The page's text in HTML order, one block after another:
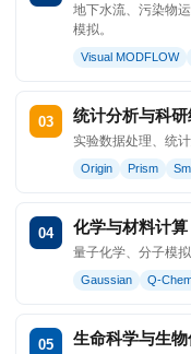
地下水流、污染物
模拟。
Visual MODFLOW
03 统计分析与科研
实验数据处理、统
Origin Prism
04 化学与材料计算
量子化学、分子模
Gaussian Q-
05 生命科学与生物